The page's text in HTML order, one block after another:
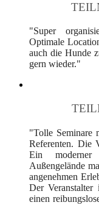
"Super
Optimale
auch die Hunde
gern wieder."
"Tolle Seminare
Referenten. Die
Ein moderner
Außengelände
angenehmen
Der
einen